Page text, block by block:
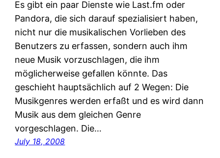
Es gibt ein paar Dienste wie Last.fm oder
Pandora, die sich darauf spezialisiert haben,
nicht nur die musikalischen Vorlieben des
Benutzers zu erfassen, sondern auch ihm
neue Musik vorzuschlagen, die ihm
möglicherweise gefallen könnte. Das
geschieht hauptsächlich auf 2 Wegen: Die
Musikgenres werden erfaßt und es wird dann
Musik aus dem gleichen Genre
vorgeschlagen. Die…
July 18, 2008